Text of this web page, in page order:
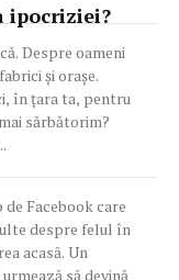
ipocriziei?
Despre oameni
și orașe.
în țara ta, pentru
sărbătorim?
Facebook care
despre felul în
acasă. Un
să devină